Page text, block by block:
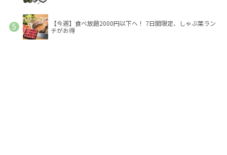
【今週】食べ放題2000円以下へ！ 7日間限定、しゃぶ葉ラン
チがお得